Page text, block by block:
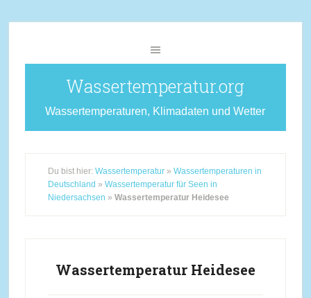
Wassertemperatur.org
Wassertemperaturen, Klimadaten und Wetter
Du bist hier: Wassertemperatur» Wassertemperaturen in
Deutschland » Wassertemperatur für Seen in
Niedersachsen » Wassertemperatur Heidesee
Wassertemperatur Heidesee